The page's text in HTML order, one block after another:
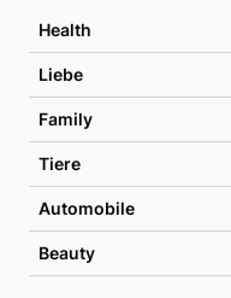
Health
Liebe
Family
Tiere
Automobile
Beauty